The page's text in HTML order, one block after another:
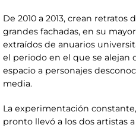
De 2010 a 2013, crean retratos
grandes fachadas, en su
extraídos de anuarios
el periodo en el que se alejan
espacio a personajes
media.
La experimentación
pronto llevó a los dos artistas